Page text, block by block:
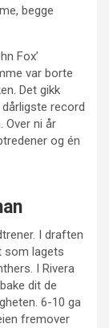
begge
Fox’
var borte
Det gikk
record
Over ni år
og én
I draften
som lagets
I Rivera
dit de
6-10 ga
fremover